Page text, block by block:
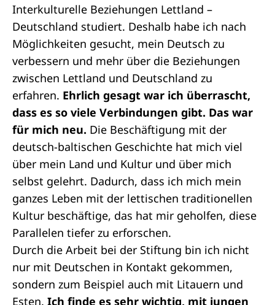
Interkulturelle Beziehungen Lettland –
Deutschland studiert. Deshalb habe ich nach
Möglichkeiten gesucht, mein Deutsch zu
verbessern und mehr über die Beziehungen
zwischen Lettland und Deutschland zu
erfahren. Ehrlich gesagt war ich überrascht,
dass es so viele Verbindungen gibt. Das war
für mich neu. Die Beschäftigung mit der
deutsch-baltischen Geschichte hat mich viel
über mein Land und Kultur und über mich
selbst gelehrt. Dadurch, dass ich mich mein
ganzes Leben mit der lettischen traditionellen
Kultur beschäftige, das hat mir geholfen, diese
Parallelen tiefer zu erforschen.
Durch die Arbeit bei der Stiftung bin ich nicht
nur mit Deutschen in Kontakt gekommen,
sondern zum Beispiel auch mit Litauern und
Esten. Ich finde es sehr wichtig, mit jungen